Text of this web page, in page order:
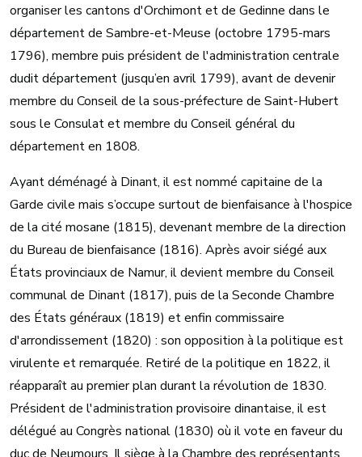
organiser les cantons d'Orchimont et de Gedinne dans le
département de Sambre-et-Meuse (octobre 1795-mars
1796), membre puis président de l'administration centrale
dudit département (jusqu’en avril 1799), avant de devenir
membre du Conseil de la sous-préfecture de Saint-Hubert
sous le Consulat et membre du Conseil général du
département en 1808.
Ayant déménagé à Dinant, il est nommé capitaine de la
Garde civile mais s’occupe surtout de bienfaisance à l'hospice
de la cité mosane (1815), devenant membre de la direction
du Bureau de bienfaisance (1816). Après avoir siégé aux
États provinciaux de Namur, il devient membre du Conseil
communal de Dinant (1817), puis de la Seconde Chambre
des États généraux (1819) et enfin commissaire
d'arrondissement (1820) : son opposition à la politique est
virulente et remarquée. Retiré de la politique en 1822, il
réapparaît au premier plan durant la révolution de 1830.
Président de l'administration provisoire dinantaise, il est
délégué au Congrès national (1830) où il vote en faveur du
duc de Neumours. Il siège à la Chambre des représentants